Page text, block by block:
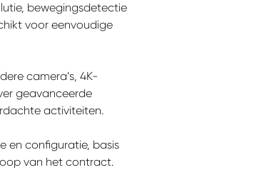
zoek?
bewegingsdetectie
voor eenvoudige
camera’s, 4K-
geavanceerde
activiteiten.
en configuratie, basis
van het contract.